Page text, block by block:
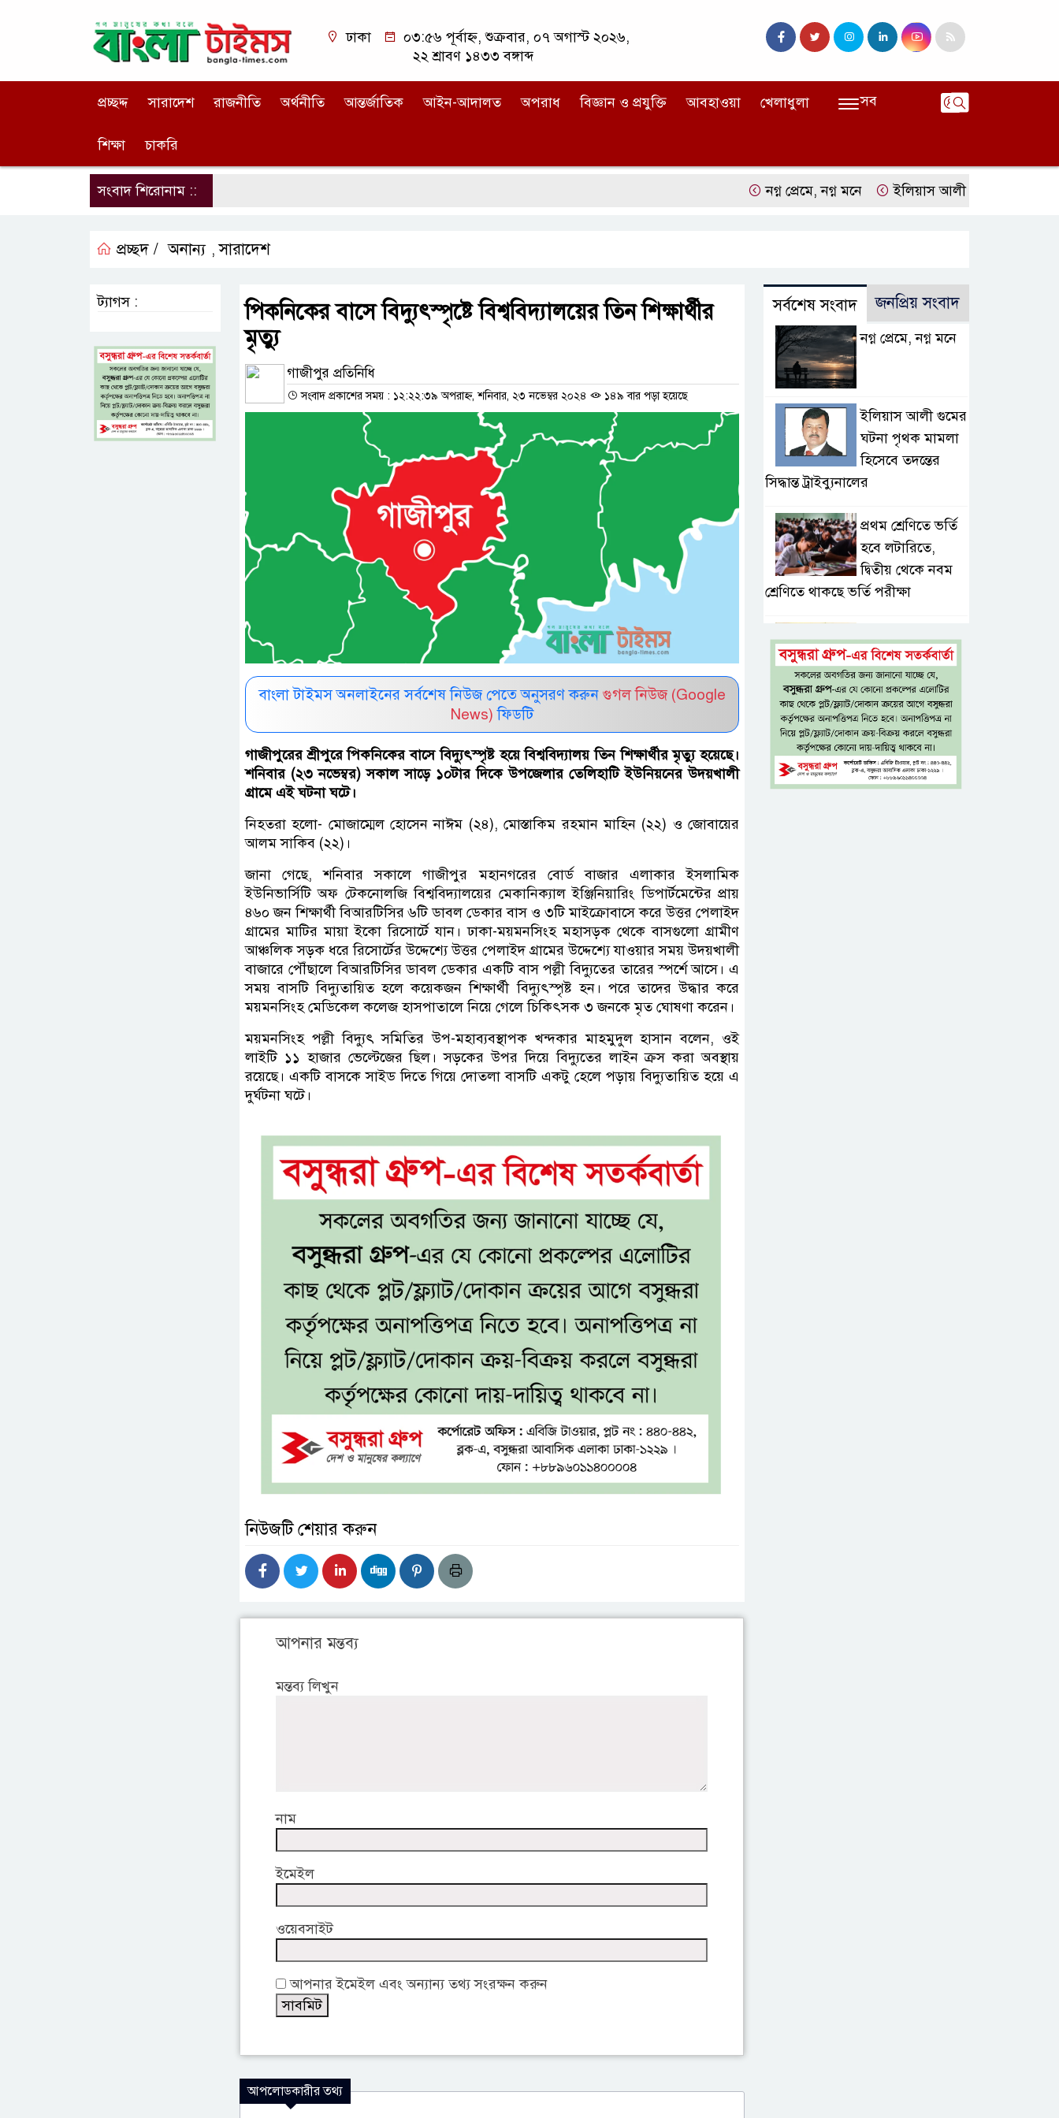
ঢাকা
০৩:৫৬ পূর্বাহ্ন, শুক্রবার, ০৭ অগাস্ট ২০২৬,
২২ শ্রাবণ ১৪৩৩ বঙ্গাব্দ
প্রচ্ছদ্দ সারাদেশ রাজনীতি অর্থনীতি আন্তর্জাতিক আইন-আদালত অপরাধ বিজ্ঞান ও প্রযুক্তি আবহাওয়া খেলাধুলা
শিক্ষা চাকরি
সব
সংবাদ শিরোনাম :: নগ্ন প্রেমে, নগ্ন মনে ইলিয়াস আলী গুমের ঘটনা পৃথক মামলা
প্রচ্ছদ / অনান্য ,সারাদেশ
পিকনিকের বাসে বিদ্যুৎস্পৃষ্টে বিশ্ববিদ্যালয়ের তিন শিক্ষার্থীর
মৃত্যু
গাজীপুর প্রতিনিধি
সংবাদ প্রকাশের সময় : ১২:২২:৩৯ অপরাহ্ন, শনিবার, ২৩ নভেম্বর ২০২৪ ১৪৯ বার পড়া হয়েছে
বাংলা টাইমস অনলাইনের সর্বশেষ নিউজ পেতে অনুসরণ করুন গুগল নিউজ (Google
News) ফিডটি
গাজীপুরের শ্রীপুরে পিকনিকের বাসে বিদ্যুৎস্পৃষ্ট হয়ে বিশ্ববিদ্যালয় তিন শিক্ষার্থীর মৃত্যু হয়েছে।
শনিবার (২৩ নভেম্বর) সকাল সাড়ে ১০টার দিকে উপজেলার তেলিহাটি ইউনিয়নের উদয়খালী
গ্রামে এই ঘটনা ঘটে।
নিহতরা হলো- মোজাম্মেল হোসেন নাঈম (২৪), মোস্তাকিম রহমান মাহিন (২২) ও জোবায়ের
আলম সাকিব (২২)।
জানা গেছে, শনিবার সকালে গাজীপুর মহানগরের বোর্ড বাজার এলাকার ইসলামিক
ইউনিভার্সিটি অফ টেকনোলজি বিশ্ববিদ্যালয়ের মেকানিক্যাল ইঞ্জিনিয়ারিং ডিপার্টমেন্টের প্রায়
৪৬০ জন শিক্ষার্থী বিআরটিসির ৬টি ডাবল ডেকার বাস ও ৩টি মাইক্রোবাসে করে উত্তর পেলাইদ
গ্রামের মাটির মায়া ইকো রিসোর্টে যান। ঢাকা-ময়মনসিংহ মহাসড়ক থেকে বাসগুলো গ্রামীণ
আঞ্চলিক সড়ক ধরে রিসোর্টের উদ্দেশ্যে উত্তর পেলাইদ গ্রামের উদ্দেশ্যে যাওয়ার সময় উদয়খালী
বাজারে পৌঁছালে বিআরটিসির ডাবল ডেকার একটি বাস পল্লী বিদ্যুতের তারের স্পর্শে আসে। এ
সময় বাসটি বিদ্যুতায়িত হলে কয়েকজন শিক্ষার্থী বিদ্যুৎস্পৃষ্ট হন। পরে তাদের উদ্ধার করে
ময়মনসিংহ মেডিকেল কলেজ হাসপাতালে নিয়ে গেলে চিকিৎসক ৩ জনকে মৃত ঘোষণা করেন।
ময়মনসিংহ পল্লী বিদ্যুৎ সমিতির উপ-মহাব্যবস্থাপক খন্দকার মাহমুদুল হাসান বলেন, ওই
লাইটি ১১ হাজার ভেল্টেজের ছিল। সড়কের উপর দিয়ে বিদ্যুতের লাইন ক্রস করা অবস্থায়
রয়েছে। একটি বাসকে সাইড দিতে গিয়ে দোতলা বাসটি একটু হেলে পড়ায় বিদ্যুতায়িত হয়ে এ
দুর্ঘটনা ঘটে।
নিউজটি শেয়ার করুন
আপনার মন্তব্য
মন্তব্য লিখুন
নাম
ইমেইল
ওয়েবসাইট
আপনার ইমেইল এবং অন্যান্য তথ্য সংরক্ষন করুন
আপলোডকারীর তথ্য
ট্যাগস : সর্বশেষ সংবাদ জনপ্রিয় সংবাদ
নগ্ন প্রেমে, নগ্ন মনে
ইলিয়াস আলী গুমের
ঘটনা পৃথক মামলা
হিসেবে তদন্তের
সিদ্ধান্ত ট্রাইব্যুনালের
প্রথম শ্রেণিতে ভর্তি
হবে লটারিতে,
দ্বিতীয় থেকে নবম
শ্রেণিতে থাকছে ভর্তি পরীক্ষা
বৃদ্ধি প্রত্যাখ্যান,
নতুন মজুরি বোর্ড
গঠনের দাবি চা শ্রমিক ইউনিয়নের
টাঙ্গাইল জেলা
পরিষদের উদ্যোগে
২৩ লাখ টাকার